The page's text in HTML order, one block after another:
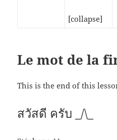
[collapse]
Le mot de la
This is the end of this
สวัสดี ครับ _/\_